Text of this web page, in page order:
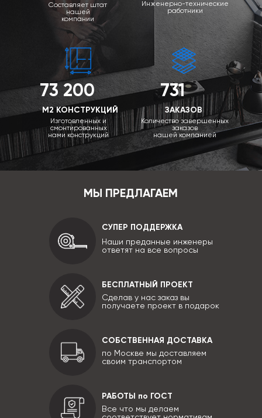
Составляет штат
нашей
компании
73 200
М2 КОНСТРУКЦИЙ
Изготовленных и
смонтированных
нами конструкций
731
ЗАКАЗОВ
Количество завершенных
заказов
нашей компанией
Инженерно-технические
работники
МЫ ПРЕДЛАГАЕМ
СУПЕР ПОДДЕРЖКА
Наши преданные инженеры
ответят на все вопросы
БЕСПЛАТНЫЙ ПРОЕКТ
Сделав у нас заказ вы
получаете проект в подарок
СОБСТВЕННАЯ ДОСТАВКА
по Москве мы доставляем
своим транспортом
РАБОТЫ по ГОСТ
Все что мы делаем